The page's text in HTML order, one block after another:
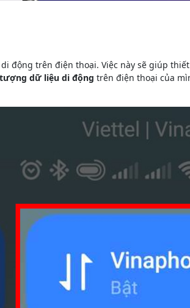
động trên điện thoại. Việc này sẽ giúp
dữ liệu di động trên điện thoại của